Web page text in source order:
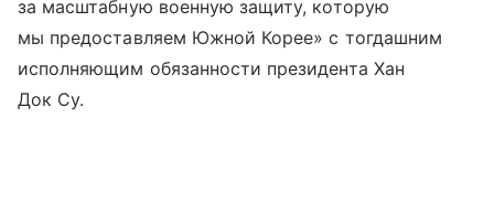
за масштабную военную защиту, которую
мы предоставляем Южной Корее» с тогдашним
исполняющим обязанности президента Хан
Док Су.